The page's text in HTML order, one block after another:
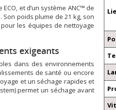
et d’un système ANC™ de
poids plume de 21 kg, son
les équipes de nettoyage
exigeants
dans des environnements
de santé ou encore
et un séchage rapides et
permet un séchage avant